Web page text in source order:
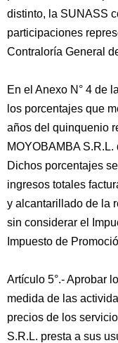
distinto, la SUNASS
participaciones
Contraloría General
En el Anexo N° 4 de
los porcentajes que
años del quinquenio
MOYOBAMBA
Dichos porcentajes
ingresos totales
y alcantarillado de la
sin considerar el
Impuesto de
Artículo 5°.- Aprobar
medida de las
precios de los
S.R.L. presta a sus